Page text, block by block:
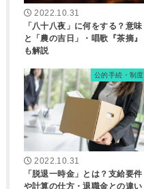
2022.10.31
「八十八夜」に何をする？意味
と「農の吉日」・唱歌『茶摘』
も解説
公的手続・制度
2022.10.31
「脱退一時金」とは？支給要件
や計算の仕方・退職金との違い